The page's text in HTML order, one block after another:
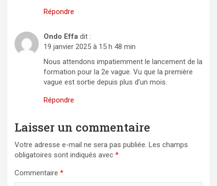
Répondre
Ondo Effa dit :
19 janvier 2025 à 15 h 48 min
Nous attendons impatiemment le lancement de la
formation pour la 2e vague. Vu que la première
vague est sortie depuis plus d’un mois.
Répondre
Laisser un commentaire
Votre adresse e-mail ne sera pas publiée. Les champs
obligatoires sont indiqués avec *
Commentaire *